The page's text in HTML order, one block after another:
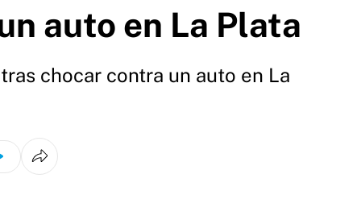
auto en La Plata
chocar contra un auto en La